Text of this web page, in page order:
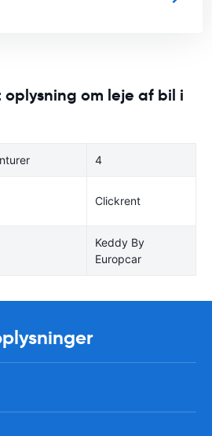
om leje af bil i
4
Clickrent
Keddy By
Europcar